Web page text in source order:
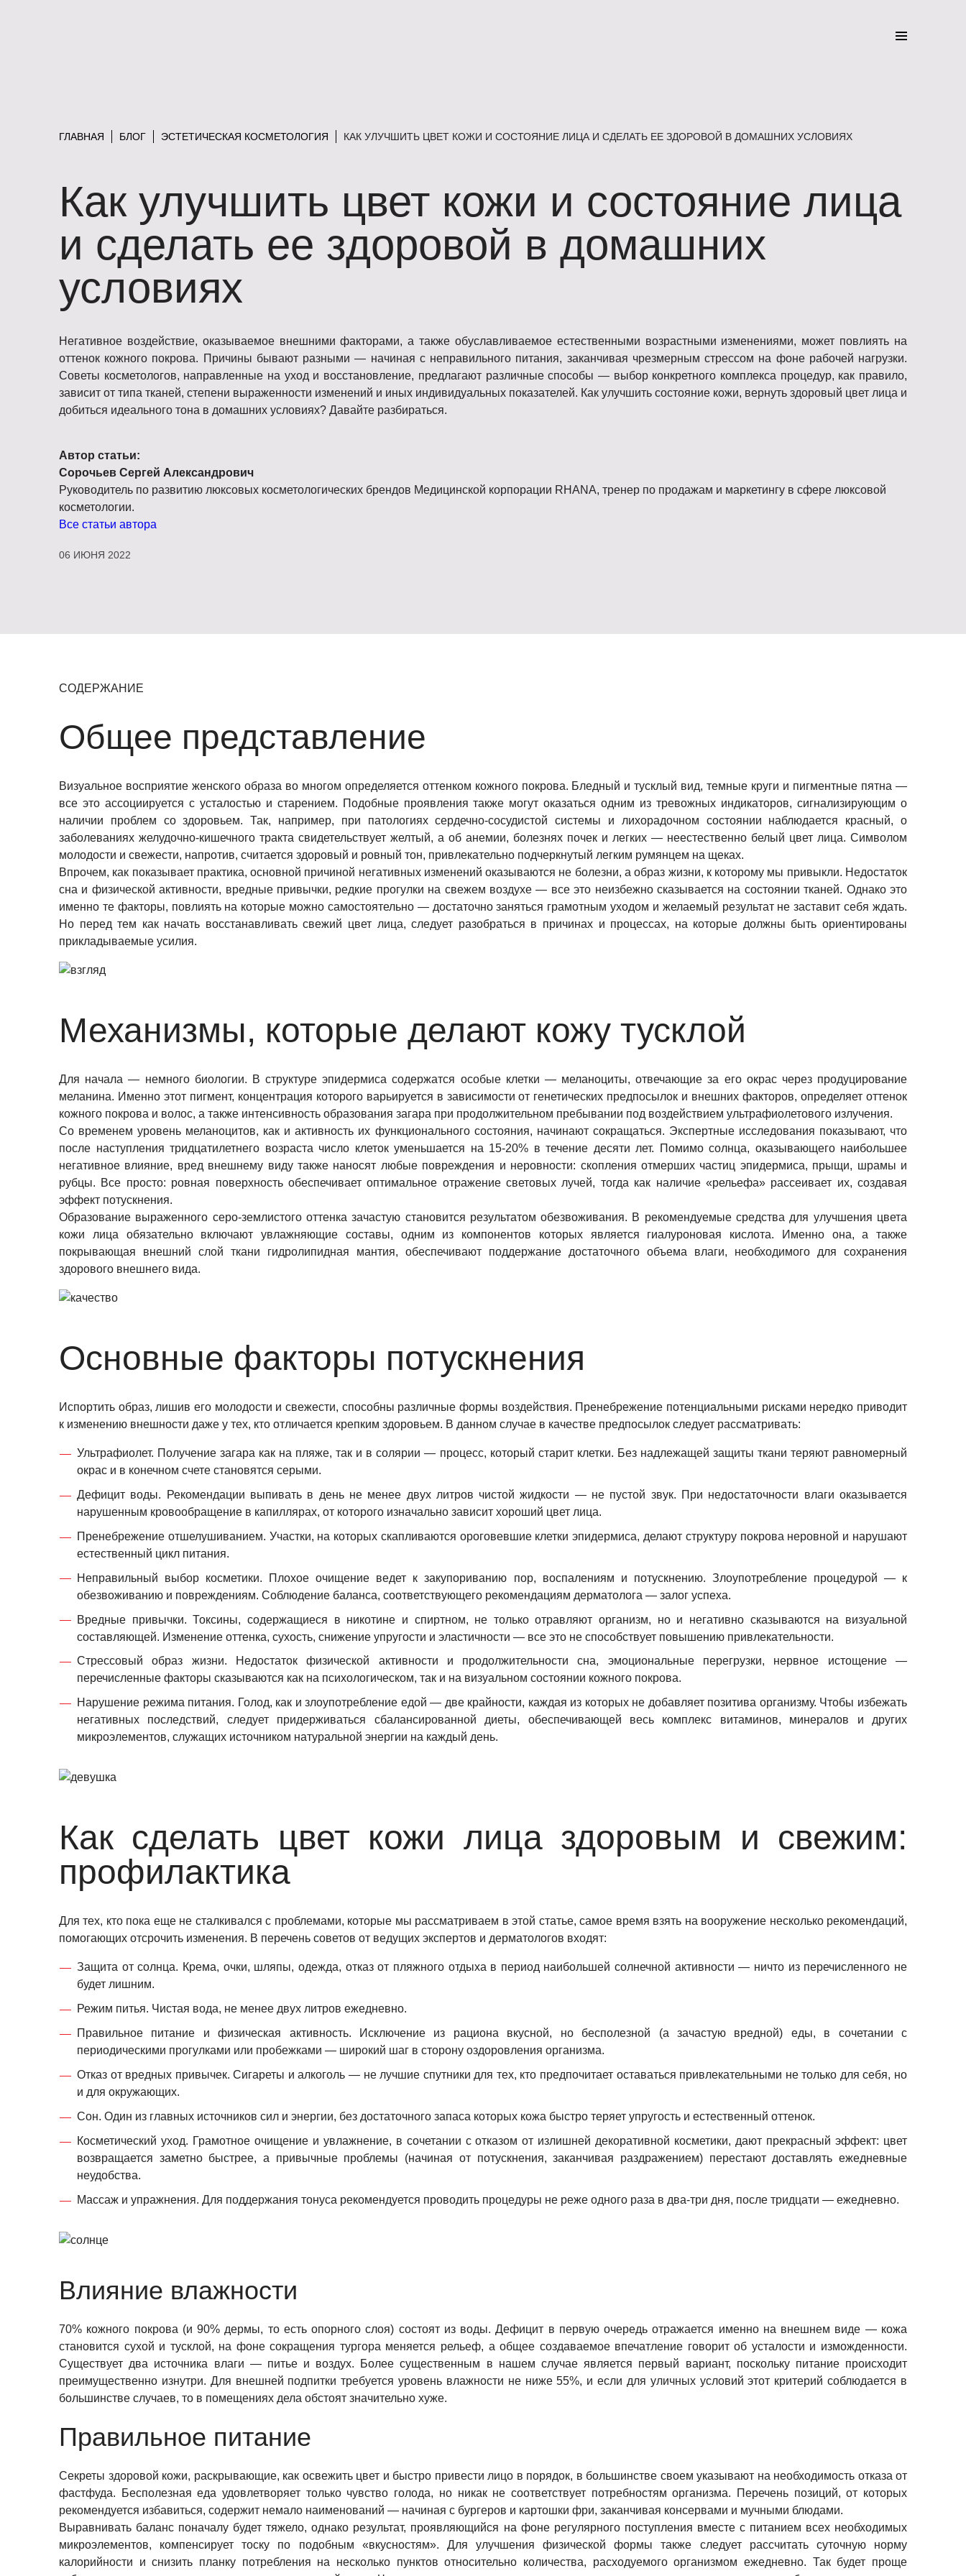
ГЛАВНАЯ БЛОГ ЭСТЕТИЧЕСКАЯ КОСМЕТОЛОГИЯ КАК УЛУЧШИТЬ ЦВЕТ КОЖИ И СОСТОЯНИЕ ЛИЦА И СДЕЛАТЬ ЕЕ ЗДОРОВОЙ В ДОМАШНИХ УСЛОВИЯХ
Как улучшить цвет кожи и состояние лица
и сделать ее здоровой в домашних
условиях
Негативное воздействие, оказываемое внешними факторами, а также обуславливаемое естественными возрастными изменениями, может повлиять на
оттенок кожного покрова. Причины бывают разными — начиная с неправильного питания, заканчивая чрезмерным стрессом на фоне рабочей нагрузки.
Советы косметологов, направленные на уход и восстановление, предлагают различные способы — выбор конкретного комплекса процедур, как правило,
зависит от типа тканей, степени выраженности изменений и иных индивидуальных показателей. Как улучшить состояние кожи, вернуть здоровый цвет лица и
добиться идеального тона в домашних условиях? Давайте разбираться.
Автор статьи:
Сорочьев Сергей Александрович
Руководитель по развитию люксовых косметологических брендов Медицинской корпорации RHANA, тренер по продажам и маркетингу в сфере люксовой
косметологии.
Все статьи автора
06 ИЮНЯ 2022
СОДЕРЖАНИЕ
Общее представление
Визуальное восприятие женского образа во многом определяется оттенком кожного покрова. Бледный и тусклый вид, темные круги и пигментные пятна —
все это ассоциируется с усталостью и старением. Подобные проявления также могут оказаться одним из тревожных индикаторов, сигнализирующим о
наличии проблем со здоровьем. Так, например, при патологиях сердечно-сосудистой системы и лихорадочном состоянии наблюдается красный, о
заболеваниях желудочно-кишечного тракта свидетельствует желтый, а об анемии, болезнях почек и легких — неестественно белый цвет лица. Символом
молодости и свежести, напротив, считается здоровый и ровный тон, привлекательно подчеркнутый легким румянцем на щеках.
Впрочем, как показывает практика, основной причиной негативных изменений оказываются не болезни, а образ жизни, к которому мы привыкли. Недостаток
сна и физической активности, вредные привычки, редкие прогулки на свежем воздухе — все это неизбежно сказывается на состоянии тканей. Однако это
именно те факторы, повлиять на которые можно самостоятельно — достаточно заняться грамотным уходом и желаемый результат не заставит себя ждать.
Но перед тем как начать восстанавливать свежий цвет лица, следует разобраться в причинах и процессах, на которые должны быть ориентированы
прикладываемые усилия.
Механизмы, которые делают кожу тусклой
Для начала — немного биологии. В структуре эпидермиса содержатся особые клетки — меланоциты, отвечающие за его окрас через продуцирование
меланина. Именно этот пигмент, концентрация которого варьируется в зависимости от генетических предпосылок и внешних факторов, определяет оттенок
кожного покрова и волос, а также интенсивность образования загара при продолжительном пребывании под воздействием ультрафиолетового излучения.
Со временем уровень меланоцитов, как и активность их функционального состояния, начинают сокращаться. Экспертные исследования показывают, что
после наступления тридцатилетнего возраста число клеток уменьшается на 15-20% в течение десяти лет. Помимо солнца, оказывающего наибольшее
негативное влияние, вред внешнему виду также наносят любые повреждения и неровности: скопления отмерших частиц эпидермиса, прыщи, шрамы и
рубцы. Все просто: ровная поверхность обеспечивает оптимальное отражение световых лучей, тогда как наличие «рельефа» рассеивает их, создавая
эффект потускнения.
Образование выраженного серо-землистого оттенка зачастую становится результатом обезвоживания. В рекомендуемые средства для улучшения цвета
кожи лица обязательно включают увлажняющие составы, одним из компонентов которых является гиалуроновая кислота. Именно она, а также
покрывающая внешний слой ткани гидролипидная мантия, обеспечивают поддержание достаточного объема влаги, необходимого для сохранения
здорового внешнего вида.
Основные факторы потускнения
Испортить образ, лишив его молодости и свежести, способны различные формы воздействия. Пренебрежение потенциальными рисками нередко приводит
к изменению внешности даже у тех, кто отличается крепким здоровьем. В данном случае в качестве предпосылок следует рассматривать:
Ультрафиолет. Получение загара как на пляже, так и в солярии — процесс, который старит клетки. Без надлежащей защиты ткани теряют равномерный
окрас и в конечном счете становятся серыми.
Дефицит воды. Рекомендации выпивать в день не менее двух литров чистой жидкости — не пустой звук. При недостаточности влаги оказывается
нарушенным кровообращение в капиллярах, от которого изначально зависит хороший цвет лица.
Пренебрежение отшелушиванием. Участки, на которых скапливаются ороговевшие клетки эпидермиса, делают структуру покрова неровной и нарушают
естественный цикл питания.
Неправильный выбор косметики. Плохое очищение ведет к закупориванию пор, воспалениям и потускнению. Злоупотребление процедурой — к
обезвоживанию и повреждениям. Соблюдение баланса, соответствующего рекомендациям дерматолога — залог успеха.
Вредные привычки. Токсины, содержащиеся в никотине и спиртном, не только отравляют организм, но и негативно сказываются на визуальной
составляющей. Изменение оттенка, сухость, снижение упругости и эластичности — все это не способствует повышению привлекательности.
Стрессовый образ жизни. Недостаток физической активности и продолжительности сна, эмоциональные перегрузки, нервное истощение —
перечисленные факторы сказываются как на психологическом, так и на визуальном состоянии кожного покрова.
Нарушение режима питания. Голод, как и злоупотребление едой — две крайности, каждая из которых не добавляет позитива организму. Чтобы избежать
негативных последствий, следует придерживаться сбалансированной диеты, обеспечивающей весь комплекс витаминов, минералов и других
микроэлементов, служащих источником натуральной энергии на каждый день.
Как сделать цвет кожи лица здоровым и свежим:
профилактика
Для тех, кто пока еще не сталкивался с проблемами, которые мы рассматриваем в этой статье, самое время взять на вооружение несколько рекомендаций,
помогающих отсрочить изменения. В перечень советов от ведущих экспертов и дерматологов входят:
Защита от солнца. Крема, очки, шляпы, одежда, отказ от пляжного отдыха в период наибольшей солнечной активности — ничто из перечисленного не
будет лишним.
Режим питья. Чистая вода, не менее двух литров ежедневно.
Правильное питание и физическая активность. Исключение из рациона вкусной, но бесполезной (а зачастую вредной) еды, в сочетании с
периодическими прогулками или пробежками — широкий шаг в сторону оздоровления организма.
Отказ от вредных привычек. Сигареты и алкоголь — не лучшие спутники для тех, кто предпочитает оставаться привлекательными не только для себя, но
и для окружающих.
Сон. Один из главных источников сил и энергии, без достаточного запаса которых кожа быстро теряет упругость и естественный оттенок.
Косметический уход. Грамотное очищение и увлажнение, в сочетании с отказом от излишней декоративной косметики, дают прекрасный эффект: цвет
возвращается заметно быстрее, а привычные проблемы (начиная от потускнения, заканчивая раздражением) перестают доставлять ежедневные
неудобства.
Массаж и упражнения. Для поддержания тонуса рекомендуется проводить процедуры не реже одного раза в два-три дня, после тридцати — ежедневно.
Влияние влажности
70% кожного покрова (и 90% дермы, то есть опорного слоя) состоят из воды. Дефицит в первую очередь отражается именно на внешнем виде — кожа
становится сухой и тусклой, на фоне сокращения тургора меняется рельеф, а общее создаваемое впечатление говорит об усталости и изможденности.
Существует два источника влаги — питье и воздух. Более существенным в нашем случае является первый вариант, поскольку питание происходит
преимущественно изнутри. Для внешней подпитки требуется уровень влажности не ниже 55%, и если для уличных условий этот критерий соблюдается в
большинстве случаев, то в помещениях дела обстоят значительно хуже.
Правильное питание
Секреты здоровой кожи, раскрывающие, как освежить цвет и быстро привести лицо в порядок, в большинстве своем указывают на необходимость отказа от
фастфуда. Бесполезная еда удовлетворяет только чувство голода, но никак не соответствует потребностям организма. Перечень позиций, от которых
рекомендуется избавиться, содержит немало наименований — начиная с бургеров и картошки фри, заканчивая консервами и мучными блюдами.
Выравнивать баланс поначалу будет тяжело, однако результат, проявляющийся на фоне регулярного поступления вместе с питанием всех необходимых
микроэлементов, компенсирует тоску по подобным «вкусностям». Для улучшения физической формы также следует рассчитать суточную норму
калорийности и снизить планку потребления на несколько пунктов относительно количества, расходуемого организмом ежедневно. Так будет проще